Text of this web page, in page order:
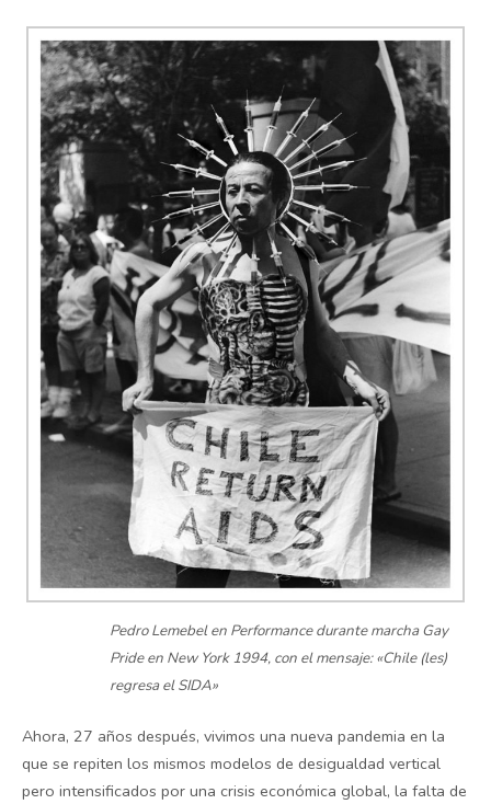
Pedro Lemebel en Performance durante marcha Gay
Pride en New York 1994, con el mensaje: «Chile (les)
regresa el SIDA»
Ahora, 27 años después, vivimos una nueva pandemia en la
que se repiten los mismos modelos de desigualdad vertical
pero intensificados por una crisis económica global, la falta de